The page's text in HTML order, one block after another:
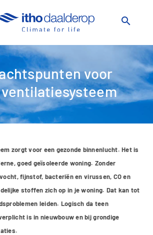
search
voor
zorgt voor een gezonde binnenlucht. Het is
goed geïsoleerde woning. Zonder
fijnstof, bacteriën en virussen, CO en
stoffen zich op in je woning. Dat kan tot
leiden. Logisch da teen
is in nieuwbouw en bij grondige